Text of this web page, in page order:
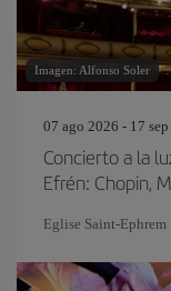
Imagen: Alfonso Soler
07 ago 2026 - 17
Concierto a la
Efrén: Chopin,
Eglise Saint‐Ephrem